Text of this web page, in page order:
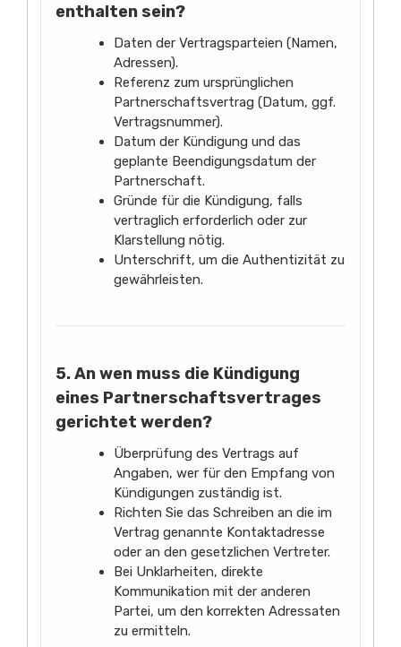
enthalten sein?
Daten der Vertragsparteien (Namen,
Adressen).
Referenz zum ursprünglichen
Partnerschaftsvertrag (Datum, ggf.
Vertragsnummer).
Datum der Kündigung und das
geplante Beendigungsdatum der
Partnerschaft.
Gründe für die Kündigung, falls
vertraglich erforderlich oder zur
Klarstellung nötig.
Unterschrift, um die Authentizität zu
gewährleisten.
5. An wen muss die Kündigung
eines Partnerschaftsvertrages
gerichtet werden?
Überprüfung des Vertrags auf
Angaben, wer für den Empfang von
Kündigungen zuständig ist.
Richten Sie das Schreiben an die im
Vertrag genannte Kontaktadresse
oder an den gesetzlichen Vertreter.
Bei Unklarheiten, direkte
Kommunikation mit der anderen
Partei, um den korrekten Adressaten
zu ermitteln.